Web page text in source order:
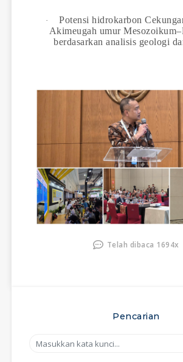
·
Potensi hidrokarbon
Akimeugah umur
berdasarkan analisis geologi
Telah dibaca 1694x
Pencarian